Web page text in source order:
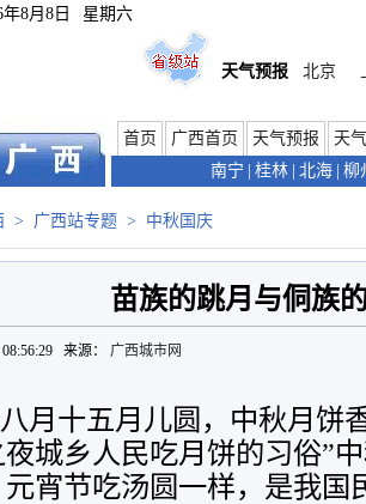
年8月8日 星期六
天气预报 北京
首页 广西首页 天气预报
天
南宁
桂林 北海 柳
> 广西站专题 > 中秋国庆
苗族的跳月与侗族
08:56:29 来源： 广西城市网
月十五月儿圆，中秋月饼
城乡人民吃月饼的习俗”
元宵节吃汤圆一样，是我国